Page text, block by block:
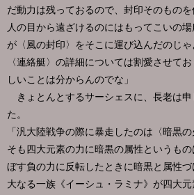
だ動力は残っておるので、封印そのもの
人の目から遠ざけるのにはもってこいの
が〈風の封印〉をそこに運び込んだのじゃ
〈連絡艇〉の詳細については割愛させて
しいことは分からんのでな」
きょとんとするサーシェスに、長老は
た。
「汎大陸戦争の際に暴走したのは〈暗黒
そも四大元素の力に暗黒の属性というも
ぼす負の力に反転したときに暗黒と属性
大なる一族《イーシュ・ラミナ》が四大